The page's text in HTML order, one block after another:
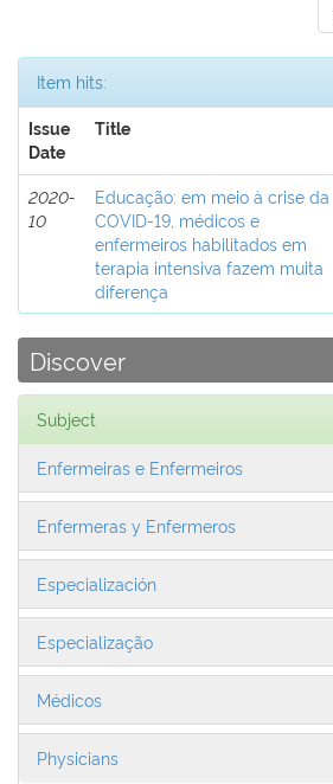
Item hits:
Issue
Date
Title
2020-
10
Educação: em meio à crise da
COVID-19, médicos e
enfermeiros habilitados em
terapia intensiva fazem muita
diferença
Discover
Subject
Enfermeiras e Enfermeiros
Enfermeras y Enfermeros
Especialización
Especialização
Médicos
Physicians